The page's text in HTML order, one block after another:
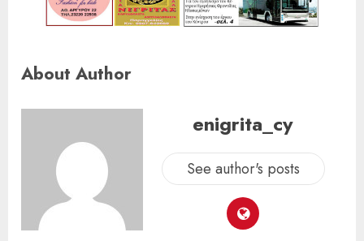
About Author
enigrita_cy
See author's posts